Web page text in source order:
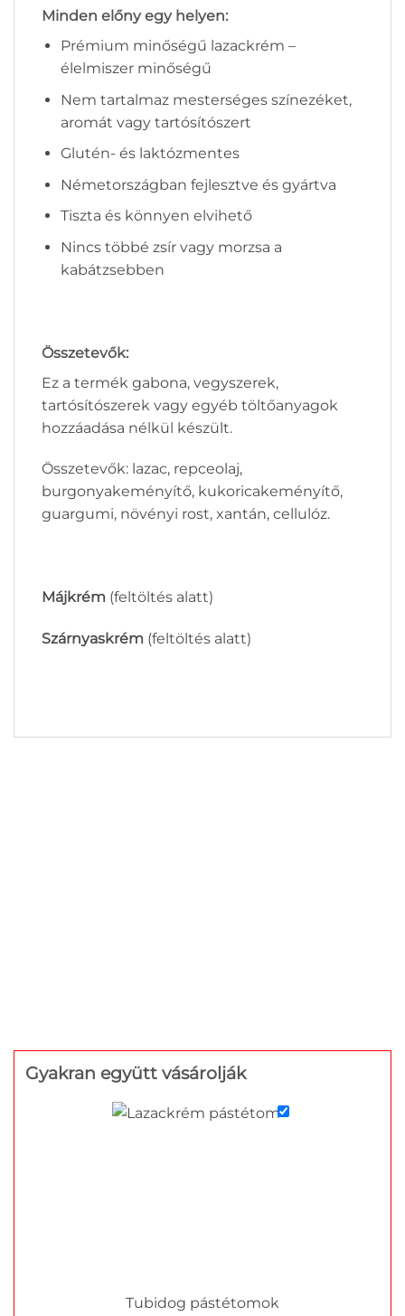
Minden előny egy helyen:
Prémium minőségű lazackrém –
élelmiszer minőségű
Nem tartalmaz mesterséges színezéket,
aromát vagy tartósítószert
Glutén- és laktózmentes
Németországban fejlesztve és gyártva
Tiszta és könnyen elvihető
Nincs többé zsír vagy morzsa a
kabátzsebben
Összetevők:
Ez a termék gabona, vegyszerek,
tartósítószerek vagy egyéb töltőanyagok
hozzáadása nélkül készült.
Összetevők: lazac, repceolaj,
burgonyakeményítő, kukoricakeményítő,
guargumi, növényi rost, xantán, cellulóz.
Májkrém (feltöltés alatt)
Szárnyaskrém (feltöltés alatt)
Gyakran együtt vásárolják
Tubidog pástétomok